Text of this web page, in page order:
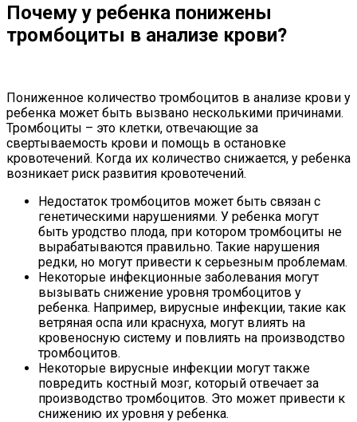
Почему у ребенка понижены
тромбоциты в анализе крови?
Пониженное количество тромбоцитов в анализе крови у
ребенка может быть вызвано несколькими причинами.
Тромбоциты – это клетки, отвечающие за
свертываемость крови и помощь в остановке
кровотечений. Когда их количество снижается, у ребенка
возникает риск развития кровотечений.
Недостаток тромбоцитов может быть связан с
генетическими нарушениями. У ребенка могут
быть уродство плода, при котором тромбоциты не
вырабатываются правильно. Такие нарушения
редки, но могут привести к серьезным проблемам.
Некоторые инфекционные заболевания могут
вызывать снижение уровня тромбоцитов у
ребенка. Например, вирусные инфекции, такие как
ветряная оспа или краснуха, могут влиять на
кровеносную систему и повлиять на производство
тромбоцитов.
Некоторые вирусные инфекции могут также
повредить костный мозг, который отвечает за
производство тромбоцитов. Это может привести к
снижению их уровня у ребенка.